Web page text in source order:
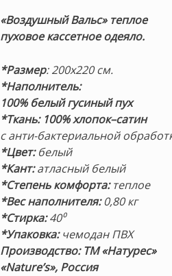
пользователясоставляла
37,555 ₽.
28,150 ₽.
«Воздушный Вальс» теплое
пуховое кассетное одеяло.
*Размер: 200х220 см.
*Наполнитель:
100% белый гусиный пух
*Ткань: 100% хлопок–сатин
с анти-бактериальной
*Цвет:белый
*Кант:атласный белый
*Степень комфорта:теплое
*Вес наполнителя:0,80 кг
*Стирка:40⁰
*Упаковка:чемодан ПВХ
Производство: ТМ «Натурес»
«Nature’s», Россия